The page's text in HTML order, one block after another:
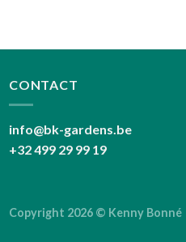
CONTACT
info@bk-gardens.be
+32 499 29 99 19
Copyright 2026 © Kenny Bonné